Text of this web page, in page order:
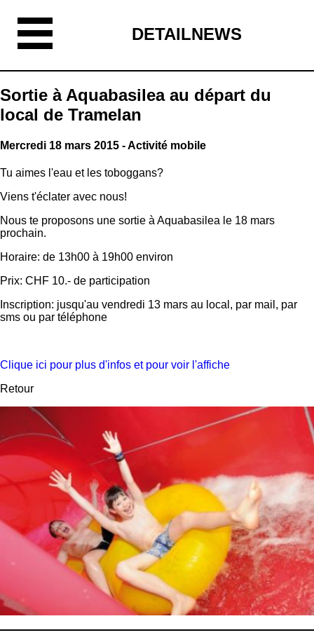
DETAILNEWS
Sortie à Aquabasilea au départ du
local de Tramelan
Mercredi 18 mars 2015 - Activité mobile
Tu aimes l'eau et les toboggans?
Viens t'éclater avec nous!
Nous te proposons une sortie à Aquabasilea le 18 mars
prochain.
Horaire: de 13h00 à 19h00 environ
Prix: CHF 10.- de participation
Inscription: jusqu'au vendredi 13 mars au local, par mail, par
sms ou par téléphone
Clique ici pour plus d'infos et pour voir l'affiche
Retour